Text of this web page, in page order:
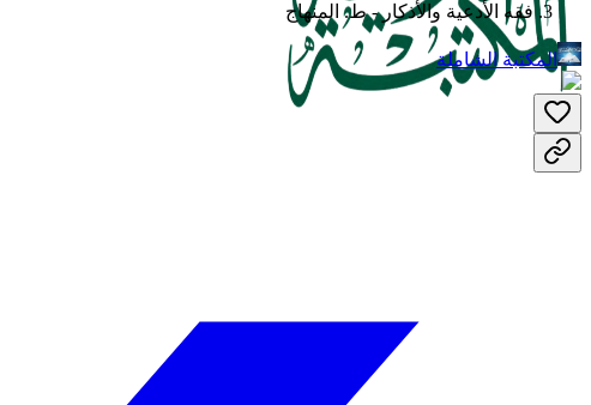
فقه الأدعية والأذكار - ط. المنهاج
المكتبة الشاملة